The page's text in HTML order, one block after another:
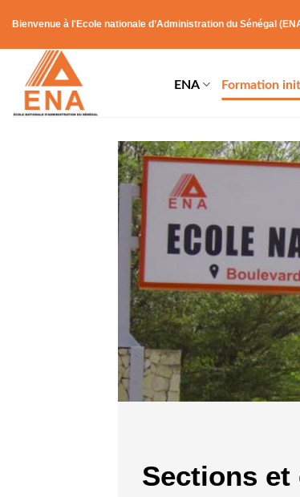
content
Bienvenue à l'Ecole nationale d’Administration du Sénégal
ENA Formation
Sections et